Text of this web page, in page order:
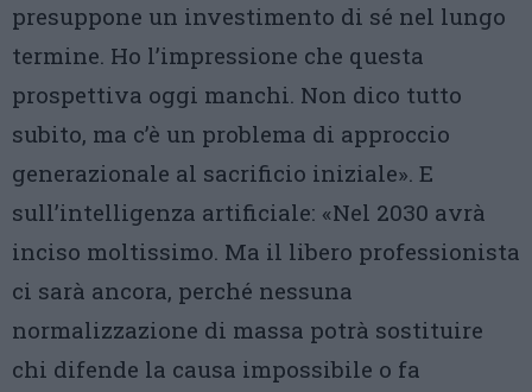
presuppone un investimento di sé nel lungo
termine. Ho l’impressione che questa
prospettiva oggi manchi. Non dico tutto
subito, ma c’è un problema di approccio
generazionale al sacrificio iniziale». E
sull’intelligenza artificiale: «Nel 2030 avrà
inciso moltissimo. Ma il libero professionista
ci sarà ancora, perché nessuna
normalizzazione di massa potrà sostituire
chi difende la causa impossibile o fa